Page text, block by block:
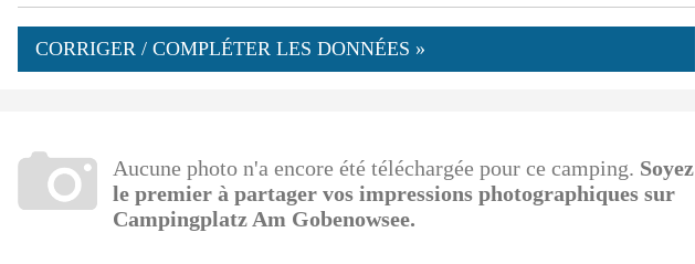
CORRIGER / COMPLÉTER LES DONNÉES »
Aucune photo n'a encore été téléchargée pour ce camping. Soyez
le premier à partager vos impressions photographiques sur
Campingplatz Am Gobenowsee.